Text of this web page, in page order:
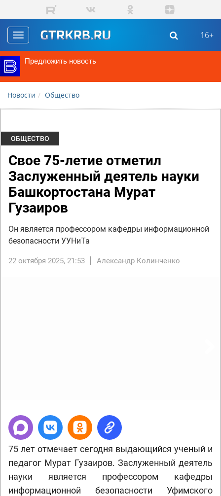
Перейти к основному содержанию
Toggle
navigation
16+
Предложить новость
Новости Общество
ОБЩЕСТВО
Свое 75-летие отметил
Заслуженный деятель науки
Башкортостана Мурат
Гузаиров
Он является профессором кафедры информационной
безопасности УУНиТа
22 октября 2025, 21:53 Александр Колинченко
75 лет отмечает сегодня выдающийся ученый и
педагог Мурат Гузаиров. Заслуженный деятель
науки является профессором кафедры
информационной безопасности Уфимского